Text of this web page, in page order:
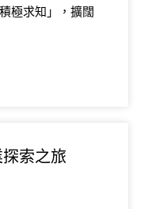
極求知」，擴闊
索之旅